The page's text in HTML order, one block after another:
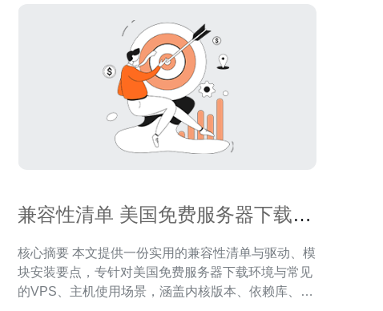
兼容性清单 美国免费服务器下载
核心摘要 本文提供一份实用的兼容性清单与驱动、模
块安装要点，专针对美国免费服务器下载环境与常见
的VPS、主机使用场景，涵盖内核版本、依赖库、固